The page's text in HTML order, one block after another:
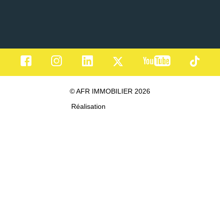
© AFR IMMOBILIER 2026
Réalisation